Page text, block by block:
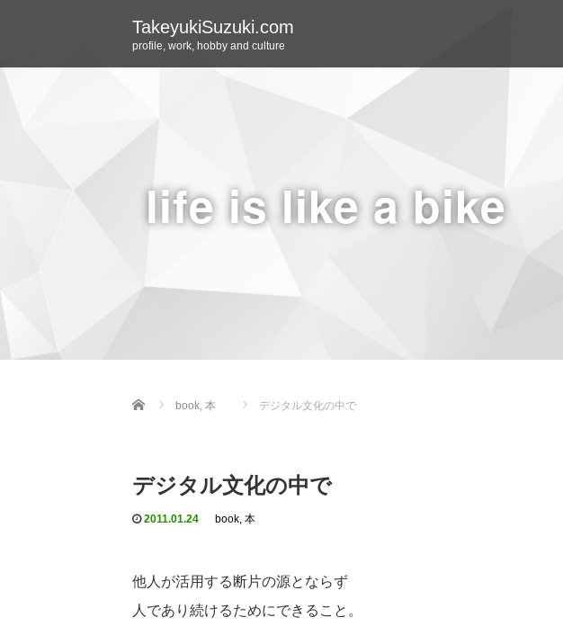
TakeyukiSuzuki.com
profile, work, hobby and culture
life is like a bike
Home book, 本 デジタル文化の中で
デジタル文化の中で
2011.01.24 book, 本
他人が活用する断片の源とならず
人であり続けるためにできること。